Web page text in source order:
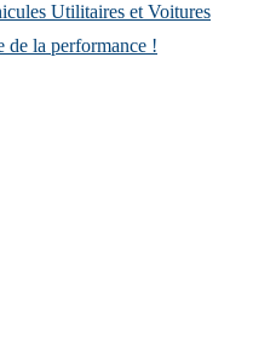
Utilitaires et Voitures
de la performance !